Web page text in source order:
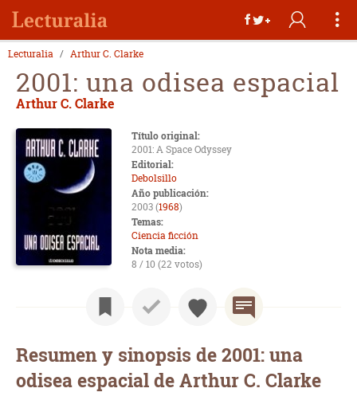
Lecturalia Arthur C. Clarke
2001: una odisea espacial
Arthur C. Clarke
Título original:
2001: A Space Odyssey
Editorial:
Debolsillo
Año publicación:
2003 (1968)
Temas:
Ciencia ficción
Nota media:
8 / 10 (22 votos)
Resumen y sinopsis de 2001: una
odisea espacial de Arthur C. Clarke